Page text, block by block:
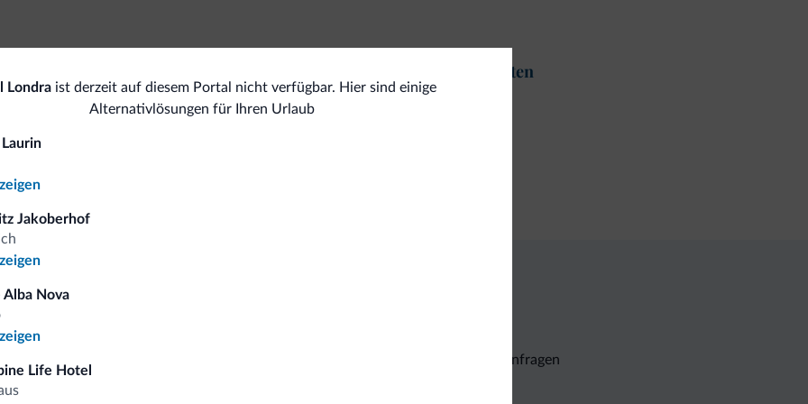
Haustiere gestattet
Ski
Sport und Aktivitäten
Londra ist derzeit auf diesem Portal nicht verfügbar. Hier sind einige
Alternativlösungen für Ihren Urlaub
Jakoberhof
Alba Nova
Life Hotel
Unverbindliche Anfragen